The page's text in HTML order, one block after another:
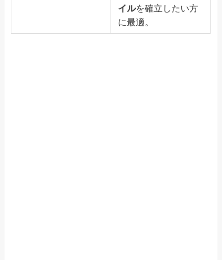
イルを確立したい方
に最適。